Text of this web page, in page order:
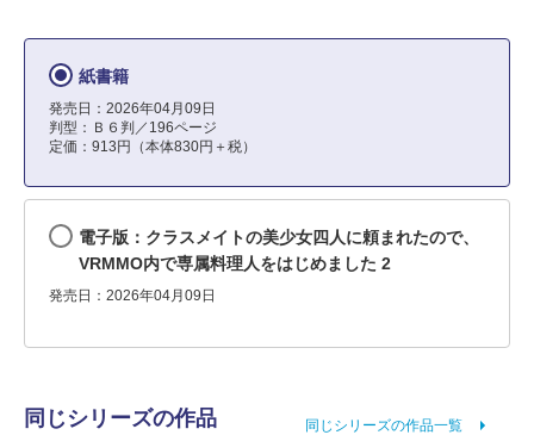
紙書籍
発売日：2026年04月09日
判型：Ｂ６判／196ページ
定価：913円（本体830円＋税）
電子版：クラスメイトの美少女四人に頼まれたので、
VRMMO内で専属料理人をはじめました 2
発売日：2026年04月09日
同じシリーズの作品 同じシリーズの作品一覧